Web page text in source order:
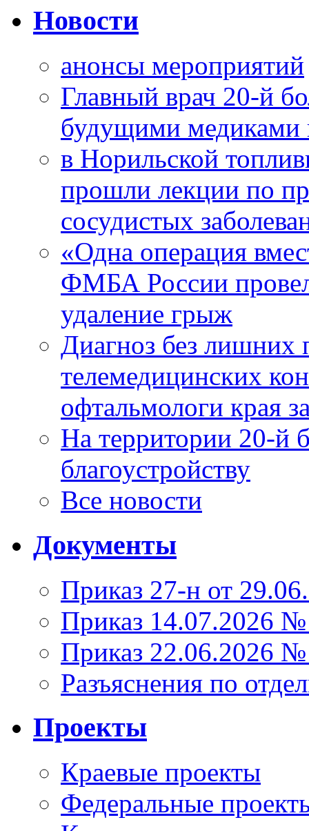
Новости
анонсы мероприятий
Главный врач 20-й
будущими медиками
в Норильской
прошли лекции по
сосудистых
«Одна операция
ФМБА России
удаление грыж
Диагноз без лишних
телемедицинских
офтальмологи края
На территории 20-й
благоустройству
Все новости
Документы
Приказ 27-н от
Приказ 14.07.2026
Приказ 22.06.2026
Разъяснения по
Проекты
Краевые проекты
Федеральные